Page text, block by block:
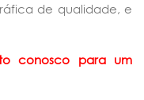
de qualidade, e
conosco para um